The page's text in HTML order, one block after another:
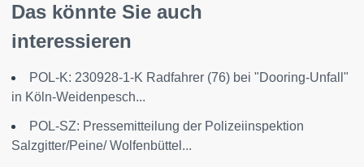
Das könnte Sie auch
interessieren
POL-K: 230928-1-K Radfahrer (76) bei "Dooring-Unfall"
in Köln-Weidenpesch...
POL-SZ: Pressemitteilung der Polizeiinspektion
Salzgitter/Peine/ Wolfenbüttel...